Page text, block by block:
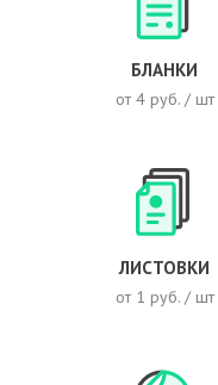
от 1 руб. / шт
ЛИСТОВКИ
от 4 руб. / шт
БЛАНКИ